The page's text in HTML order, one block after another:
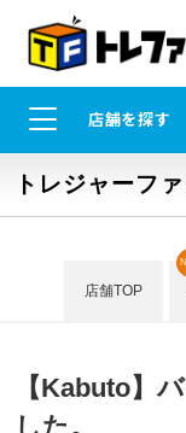
店舗を探す
トレジャーフ
店舗TOP
【Kabuto】
した。